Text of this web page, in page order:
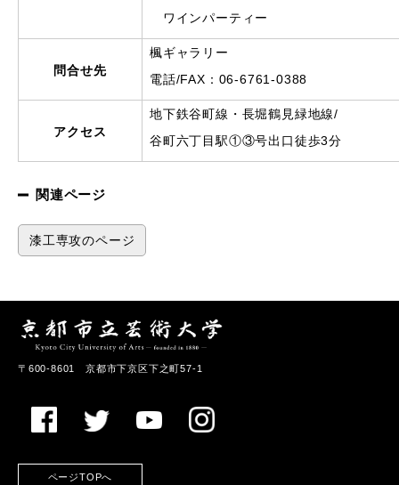
ワインパーティー
問合せ先
楓ギャラリー
電話/FAX：06-6761-0388
アクセス
地下鉄谷町線・長堀鶴見緑地線/
谷町六丁目駅①③号出口徒歩3分
関連ページ
漆工専攻のページ
〒600-8601 京都市下京区下之町57-1
ページTOPへ